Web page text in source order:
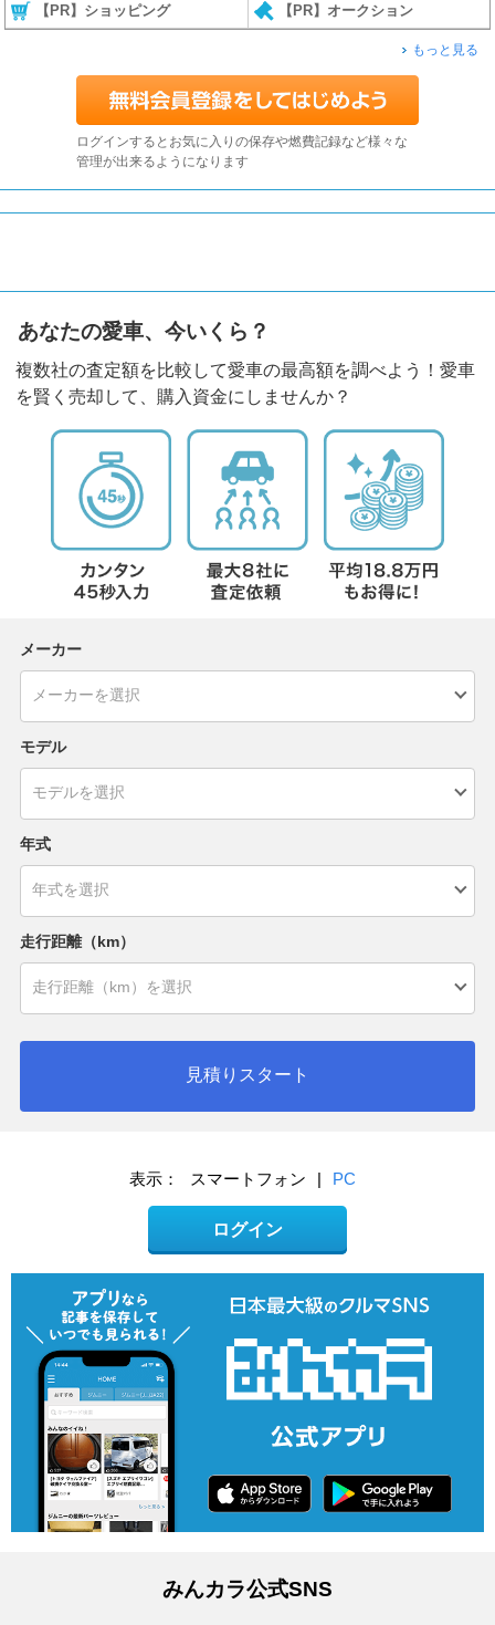
【PR】ショッピング 【PR】オークション
もっと見る
ログインするとお気に入りの保存や燃費記録など様々な
管理が出来るようになります
あなたの愛車、今いくら？
複数社の査定額を比較して愛車の最高額を調べよう！愛車
を賢く売却して、購入資金にしませんか？
メーカー
モデル
年式
走行距離（km）
見積りスタート
表示： スマートフォン | PC
ログイン
みんカラ公式SNS